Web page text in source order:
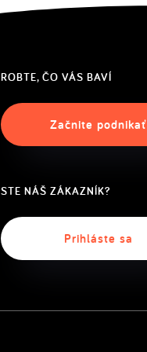
ROBTE, ČO VÁS BAVÍ
Začnite podnikať
STE NÁŠ ZÁKAZNÍK?
Prihláste sa